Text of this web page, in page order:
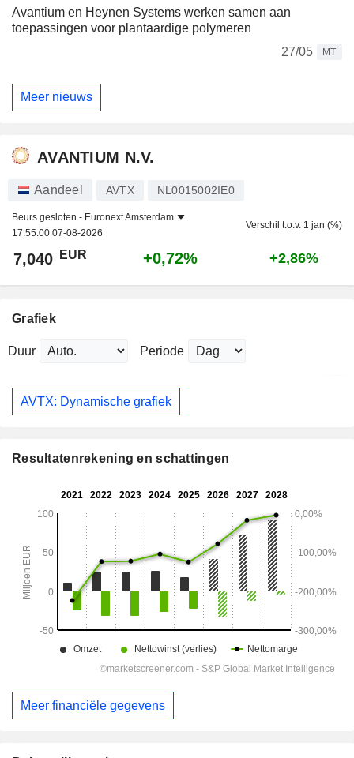
Avantium en Heynen Systems werken samen aan
toepassingen voor plantaardige polymeren
27/05
MT
Meer nieuws
AVANTIUM N.V.
Aandeel AVTX NL0015002IE0
Beurs gesloten - Euronext Amsterdam
17:55:00 07-08-2026
Verschil t.o.v. 1 jan (%)
7,040 EUR +0,72% +2,86%
Grafiek
Duur Periode
AVTX: Dynamische grafiek
Resultatenrekening en schattingen
Meer financiële gegevens